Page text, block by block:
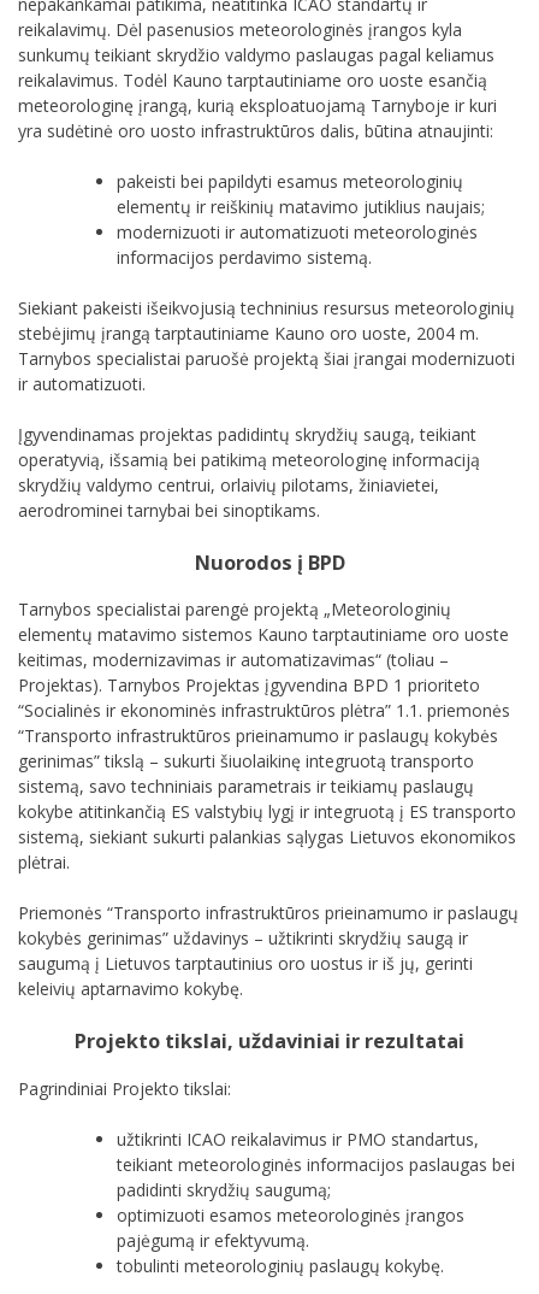
reikalavimų. Dėl pasenusios meteorologinės įrangos kyla
sunkumų teikiant skrydžio valdymo paslaugas pagal keliamus
reikalavimus. Todėl Kauno tarptautiniame oro uoste esančią
meteorologinę įrangą, kurią eksploatuojamą Tarnyboje ir kuri
yra sudėtinė oro uosto infrastruktūros dalis, būtina atnaujinti:
pakeisti bei papildyti esamus meteorologinių
elementų ir reiškinių matavimo jutiklius naujais;
modernizuoti ir automatizuoti meteorologinės
informacijos perdavimo sistemą.
Siekiant pakeisti išeikvojusią techninius resursus meteorologinių
stebėjimų įrangą tarptautiniame Kauno oro uoste, 2004 m.
Tarnybos specialistai paruošė projektą šiai įrangai modernizuoti
ir automatizuoti.
Įgyvendinamas projektas padidintų skrydžių saugą, teikiant
operatyvią, išsamią bei patikimą meteorologinę informaciją
skrydžių valdymo centrui, orlaivių pilotams, žiniavietei,
aerodrominei tarnybai bei sinoptikams.
Nuorodos į BPD
Tarnybos specialistai parengė projektą „Meteorologinių
elementų matavimo sistemos Kauno tarptautiniame oro uoste
keitimas, modernizavimas ir automatizavimas“ (toliau –
Projektas). Tarnybos Projektas įgyvendina BPD 1 prioriteto
“Socialinės ir ekonominės infrastruktūros plėtra” 1.1. priemonės
“Transporto infrastruktūros prieinamumo ir paslaugų kokybės
gerinimas” tikslą – sukurti šiuolaikinę integruotą transporto
sistemą, savo techniniais parametrais ir teikiamų paslaugų
kokybe atitinkančią ES valstybių lygį ir integruotą į ES transporto
sistemą, siekiant sukurti palankias sąlygas Lietuvos ekonomikos
plėtrai.
Priemonės “Transporto infrastruktūros prieinamumo ir paslaugų
kokybės gerinimas” uždavinys – užtikrinti skrydžių saugą ir
saugumą į Lietuvos tarptautinius oro uostus ir iš jų, gerinti
keleivių aptarnavimo kokybę.
Projekto tikslai, uždaviniai ir rezultatai
Pagrindiniai Projekto tikslai:
užtikrinti ICAO reikalavimus ir PMO standartus,
teikiant meteorologinės informacijos paslaugas bei
padidinti skrydžių saugumą;
optimizuoti esamos meteorologinės įrangos
pajėgumą ir efektyvumą.
tobulinti meteorologinių paslaugų kokybę.